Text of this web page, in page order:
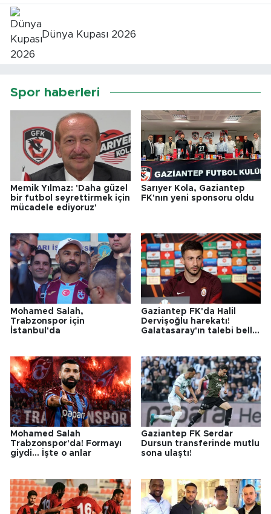
Dünya Kupası 2026
Spor haberleri
Memik Yılmaz: 'Daha güzel
bir futbol seyrettirmek için
mücadele ediyoruz'
Sarıyer Kola, Gaziantep
FK'nın yeni sponsoru oldu
Mohamed Salah,
Trabzonspor için
İstanbul'da
Gaziantep FK'da Halil
Dervişoğlu harekatı!
Galatasaray'ın talebi belli
Mohamed Salah
Trabzonspor'da! Formayı
giydi... İşte o anlar
Gaziantep FK Serdar
Dursun transferinde mutlu
sona ulaştı!